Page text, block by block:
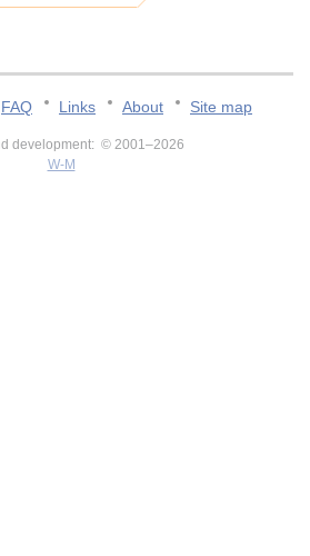
FAQ Links About Site map
development: © 2001–2026
W-M